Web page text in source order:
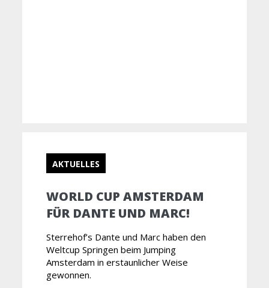
AKTUELLES
WORLD CUP AMSTERDAM
FÜR DANTE UND MARC!
Sterrehof’s Dante und Marc haben den
Weltcup Springen beim Jumping
Amsterdam in erstaunlicher Weise
gewonnen.